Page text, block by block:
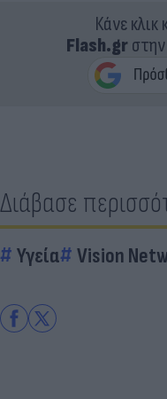
Κάνε κλικ
Flash.gr
Διάβασε
Υγεία Vision